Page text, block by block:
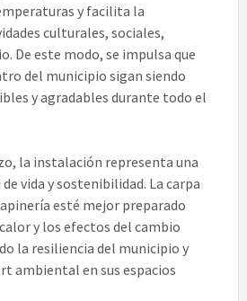
y facilita la
culturales, sociales,
De este modo, se impulsa que
del municipio sigan siendo
y agradables durante todo el
la instalación representa una
vida y sostenibilidad. La carpa
esté mejor preparado
y los efectos del cambio
la resiliencia del municipio y
ambiental en sus espacios